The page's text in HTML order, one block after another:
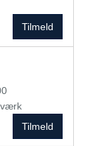
Tilmeld
Tilmeld